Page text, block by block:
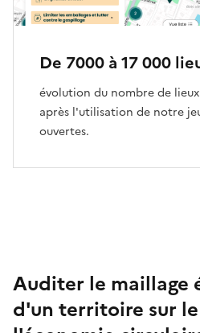
De 7000 à 17 000
évolution du nombre de
après l'utilisation de notre
ouvertes.
Auditer le maillage
d'un territoire sur